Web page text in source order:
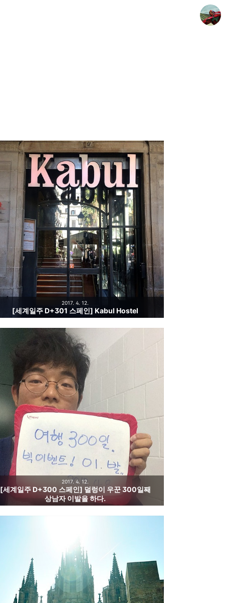
[세계일주 D+301 스페인] Kabul Hostel
2017. 4. 12.
[세계일주 D+300 스페인] 덜렁이 우꾼 300일째
상남자 이발을 하다.
2017. 4. 12.